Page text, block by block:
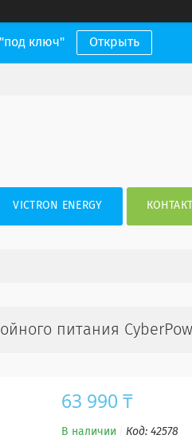
ключ" Открыть
VICTRON ENERGY
питания
63 990 ₸
В наличии Код: 42578